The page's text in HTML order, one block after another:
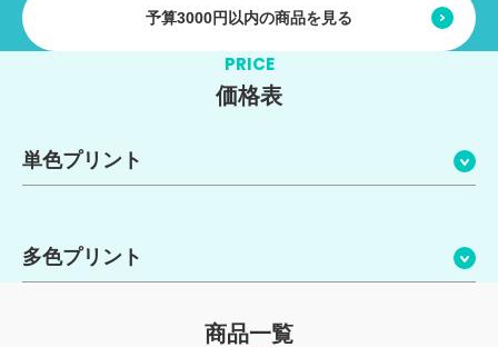
予算3000円以内の商品を見る
PRICE
価格表
単色プリント
多色プリント
商品一覧